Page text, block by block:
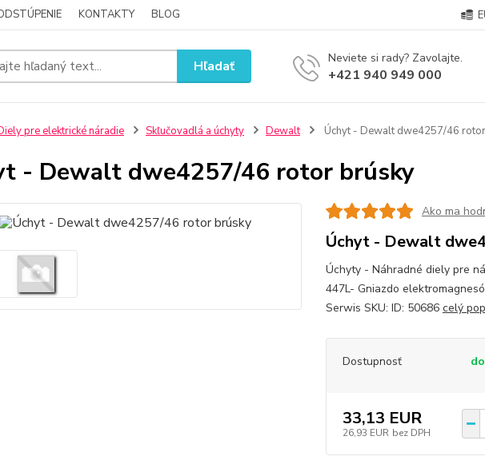
KONTAKTY BLOG
Hľadať Neviete si rady? Zavolajte.
+421 940 949 000
pre elektrické náradie Skľučovadlá a úchyty Dewalt Úchyt - Dewalt dwe4257/46
- Dewalt dwe4257/46 rotor brúsky
Ako ma
Úchyt - Dewalt
Úchyty - Náhradné diely pre
447L- Gniazdo
Serwis SKU: ID: 50686 celý
Dostupnosť
33,13 EUR
26,93 EUR bez DPH